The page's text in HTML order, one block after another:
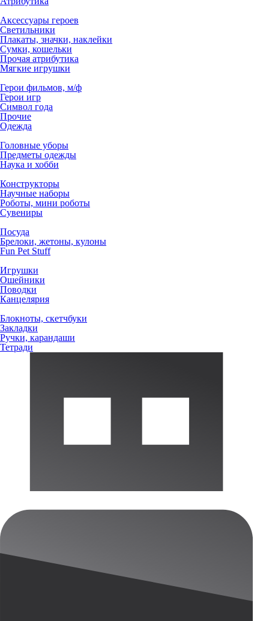
Аксессуары героев
Светильники
Плакаты, значки, наклейки
Сумки, кошельки
Прочая атрибутика
Мягкие игрушки
Герои фильмов, м/ф
Герои игр
Символ года
Прочие
Одежда
Головные уборы
Предметы одежды
Наука и хобби
Конструкторы
Научные наборы
Роботы, мини роботы
Сувениры
Посуда
Брелоки, жетоны, кулоны
Fun Pet Stuff
Игрушки
Ошейники
Поводки
Канцелярия
Блокноты, скетчбуки
Закладки
Ручки, карандаши
Тетради